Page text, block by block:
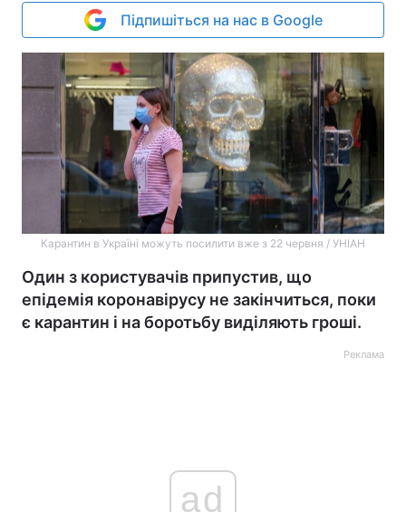
Підпишіться на нас в Google
Карантин в Україні можуть посилити вже з 22 червня / УНІАН
Один з користувачів припустив, що
епідемія коронавірусу не закінчиться, поки
є карантин і на боротьбу виділяють гроші.
Реклама
ad